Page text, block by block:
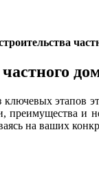
этапов
и
на ваших